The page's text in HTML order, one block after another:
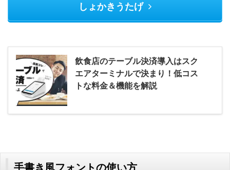
しょかきうたげ
飲食店のテーブル決済導入はスク
エアターミナルで決まり！低コス
トな料金＆機能を解説
手書き風フォントの使い方